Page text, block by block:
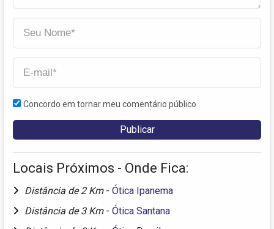
Concordo em tornar meu comentário público
Locais Próximos - Onde Fica:
Distância de 2 Km - Ótica Ipanema
Distância de 3 Km - Ótica Santana